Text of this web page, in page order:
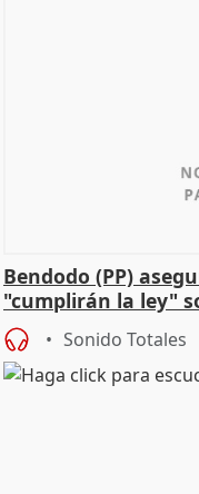
Bendodo (PP)
"cumplirán la ley"
Sonido Totales